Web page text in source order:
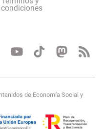
condiciones
de Economía Social y